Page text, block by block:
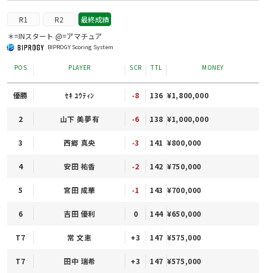
R1 R2 最終成績
BIPROGY Scoring System
＊=INスタート @=アマチュア
POS PLAYER SCR TTL MONEY
優勝 ｾｷ ﾕｳﾃｨﾝ -8 136 ¥1,800,000
2 山下 美夢有 -6 138 ¥1,000,000
3 西郷 真央 -3 141 ¥800,000
4 安田 祐香 -2 142 ¥750,000
5 宮田 成華 -1 143 ¥700,000
6 吉田 優利 0 144 ¥650,000
T7 常 文恵 +3 147 ¥575,000
T7 田中 瑞希 +3 147 ¥575,000